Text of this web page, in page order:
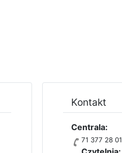
Kontakt
Centrala:
71 377 28 01